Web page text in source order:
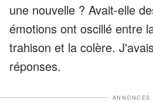
une nouvelle ? Avait-elle
émotions ont oscillé entre
trahison et la colère.
réponses.
ANNONCES